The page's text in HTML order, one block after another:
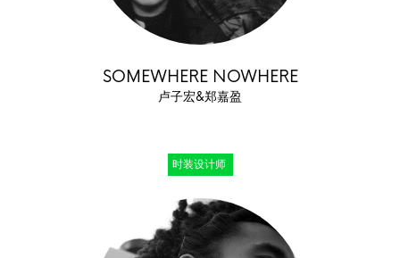
SOMEWHERE NOWHERE
卢子宏&郑嘉盈
时装设计师